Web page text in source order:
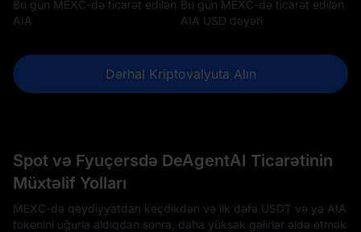
Bu gün MEXC-də ticarət edilən
AIA
Bu gün MEXC-də ticarət edilən
AIA USD dəyəri
Dərhal Kriptovalyuta Alın
Spot və Fyuçersdə DeAgentAI Ticarətinin
Müxtəlif Yolları
MEXC-də qeydiyyatdan keçdikdən və ilk dəfə USDT və ya AIA
tokenini uğurla aldıqdan sonra, daha yüksək gəlirlər əldə etmək